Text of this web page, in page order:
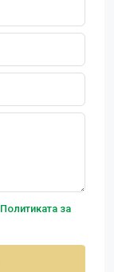
Политиката за